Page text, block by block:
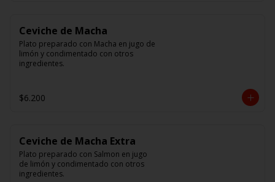
Ceviche de Macha
Plato preparado con Macha en jugo de
limón y condimentado con otros
ingredientes.
$6.200
Ceviche de Macha Extra
Plato preparado con Salmon en jugo
de limón y condimentado con otros
ingredientes.